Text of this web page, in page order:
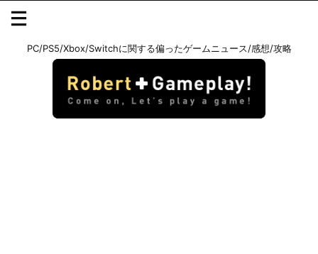
PC/PS5/Xbox/Switchに関する偏ったゲームニュース/感想/攻略